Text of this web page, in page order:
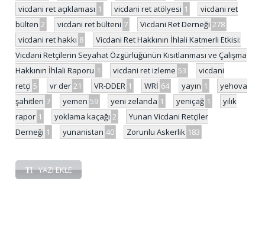
vicdani ret açıklaması 1 vicdani ret atölyesi 1
vicdani ret
bülten 2 vicdani ret bülteni 7 Vicdani Ret Derneği 278
vicdani ret hakkı 8
Vicdani Ret Hakkının İhlali Katmerli Etkisi:
Vicdani Retçilerin Seyahat Özgürlüğünün Kısıtlanması ve Çalışma
Hakkının İhlali Raporu 1 vicdani ret izleme 53
vicdani
retçi 5 vr der 21 VR-DDER 1 WRİ 64 yayın 1
yehova
şahitleri 7 yemen 59 yeni zelanda 1 yeniçağ 1
yılık
rapor 1 yoklama kaçağı 2
Yunan Vicdani Retçiler
Derneği 1 yunanistan 40 Zorunlu Askerlik 183
YAZI EKLE